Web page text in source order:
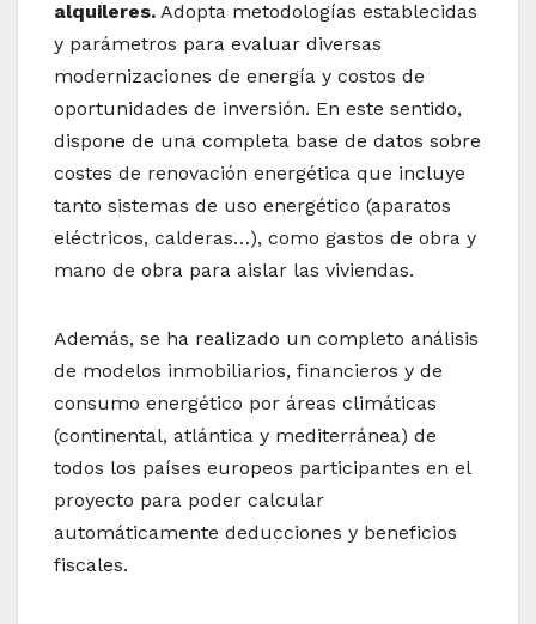
alquileres. Adopta metodologías establecidas
y parámetros para evaluar diversas
modernizaciones de energía y costos de
oportunidades de inversión. En este sentido,
dispone de una completa base de datos sobre
costes de renovación energética que incluye
tanto sistemas de uso energético (aparatos
eléctricos, calderas…), como gastos de obra y
mano de obra para aislar las viviendas.
Además, se ha realizado un completo análisis
de modelos inmobiliarios, financieros y de
consumo energético por áreas climáticas
(continental, atlántica y mediterránea) de
todos los países europeos participantes en el
proyecto para poder calcular
automáticamente deducciones y beneficios
fiscales.